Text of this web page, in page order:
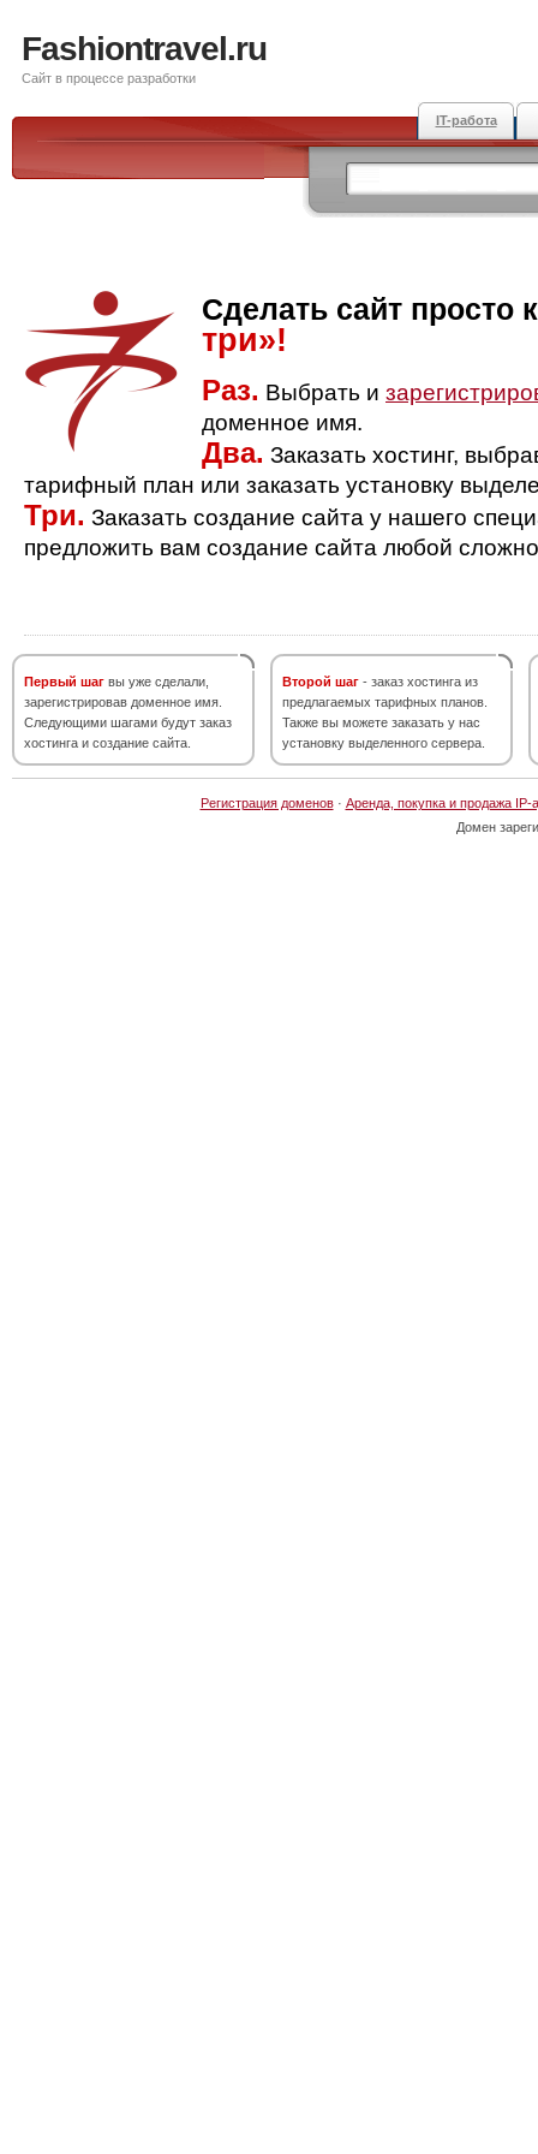
Fashiontravel.ru
Сайт в процессе разработки
IT-работа
Сделать сайт просто
три»!
Раз. Выбрать и
доменное имя.
Два. Заказать хостинг,
тарифный план или заказать установку
Три. Заказать создание сайта у нашего
предложить вам создание сайта любой
Первый шаг вы уже сделали,
зарегистрировав доменное имя.
Следующими шагами будут заказ
хостинга и создание сайта.
Второй шаг - заказ хостинга из
предлагаемых тарифных планов.
Также вы можете заказать у нас
установку выделенного сервера.
Регистрация доменов· Аренда, покупка и продажа IP-
Домен